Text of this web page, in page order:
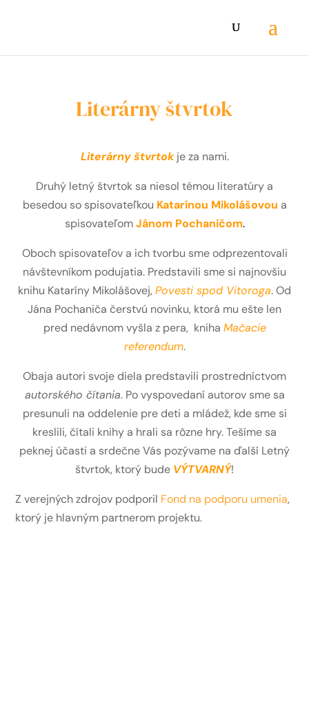
Literárny štvrtok
Literárny štvrtokje za nami.
Druhý letný štvrtok sa niesol témou literatúry a
besedou so spisovateľkou Katarínou Mikolášovou a
spisovateľomJánom Pochaničom.
Oboch spisovateľov a ich tvorbu sme odprezentovali
návštevníkom podujatia. Predstavili sme si najnovšiu
knihu Kataríny Mikolášovej,Povesti spod Vitoroga. Od
Jána Pochaniča čerstvú novinku, ktorá mu ešte len
pred nedávnom vyšla z pera, kniha Mačacie
referendum.
Obaja autori svoje diela predstavili prostredníctvom
autorského čítania. Po vyspovedaní autorov sme sa
presunuli na oddelenie pre deti a mládež, kde sme si
kreslili, čítali knihy a hrali sa rôzne hry. Tešíme sa
peknej účasti a srdečne Vás pozývame na ďalší Letný
štvrtok, ktorý bude VÝTVARNÝ!
Z verejných zdrojov podporil Fond na podporu umenia,
ktorý je hlavným partnerom projektu.